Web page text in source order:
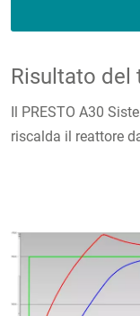
Risultato del
Il PRESTO A30
riscalda il reattore